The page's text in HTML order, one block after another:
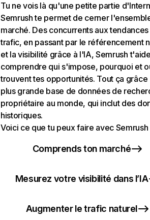
Tu ne vois là qu'une petite partie
Semrush te permet de cerner
marché. Des concurrents aux
trafic, en passant par le référencement
et la visibilité grâce à l'IA, Semrush
comprendre qui s'impose, pourquoi et
trouvent tes opportunités. Tout ça grâce
plus grande base de données de
propriétaire au monde, qui inclut des
historiques.
Voici ce que tu peux faire avec Semrush
Comprends ton marché
Mesurez votre visibilité dans l’IA
Augmenter le trafic naturel